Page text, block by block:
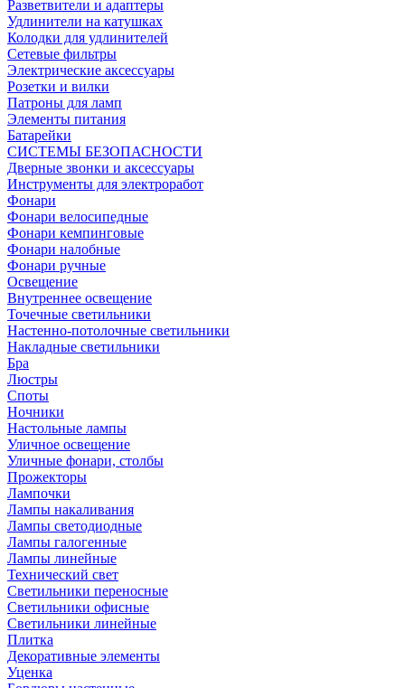
Разветвители и адаптеры
Удлинители на катушках
Колодки для удлинителей
Сетевые фильтры
Электрические аксессуары
Розетки и вилки
Патроны для ламп
Элементы питания
Батарейки
СИСТЕМЫ БЕЗОПАСНОСТИ
Дверные звонки и аксессуары
Инструменты для электроработ
Фонари
Фонари велосипедные
Фонари кемпинговые
Фонари налобные
Фонари ручные
Освещение
Внутреннее освещение
Точечные светильники
Настенно-потолочные светильники
Накладные светильники
Бра
Люстры
Споты
Ночники
Настольные лампы
Уличное освещение
Уличные фонари, столбы
Прожекторы
Лампочки
Лампы накаливания
Лампы светодиодные
Лампы галогенные
Лампы линейные
Технический свет
Светильники переносные
Светильники офисные
Светильники линейные
Плитка
Декоративные элементы
Уценка